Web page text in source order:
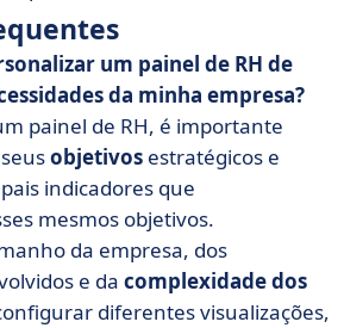
um painel de RH de
da minha empresa?
painel de RH, é importante
objetivos estratégicos e
indicadores que
mesmos objetivos.
da empresa, dos
e da complexidade dos
diferentes visualizações,